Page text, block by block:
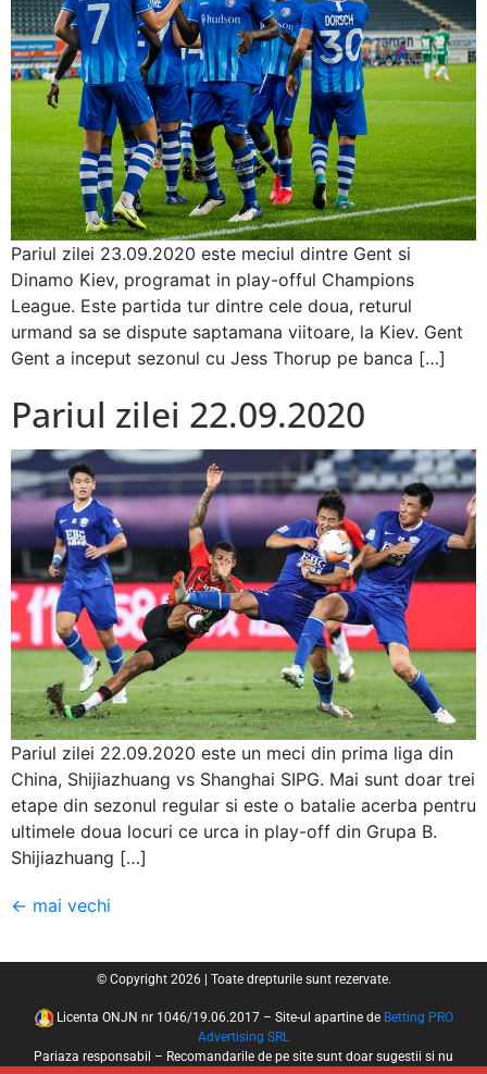
Pariul zilei 23.09.2020 este meciul dintre Gent si
Dinamo Kiev, programat in play-offul Champions
League. Este partida tur dintre cele doua, returul
urmand sa se dispute saptamana viitoare, la Kiev. Gent
Gent a inceput sezonul cu Jess Thorup pe banca […]
Pariul zilei 22.09.2020
Pariul zilei 22.09.2020 este un meci din prima liga din
China, Shijiazhuang vs Shanghai SIPG. Mai sunt doar trei
etape din sezonul regular si este o batalie acerba pentru
ultimele doua locuri ce urca in play-off din Grupa B.
Shijiazhuang […]
← mai vechi
© Copyright 2026 | Toate drepturile sunt rezervate.
Licenta ONJN nr 1046/19.06.2017 – Site-ul apartine de Betting PRO
Advertising SRL
Pariaza responsabil – Recomandarile de pe site sunt doar sugestii si nu